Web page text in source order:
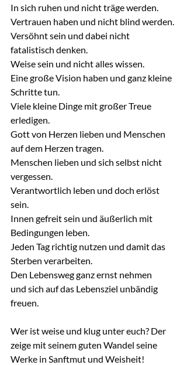
In sich ruhen und nicht träge werden.
Vertrauen haben und nicht blind werden.
Versöhnt sein und dabei nicht
fatalistisch denken.
Weise sein und nicht alles wissen.
Eine große Vision haben und ganz kleine
Schritte tun.
Viele kleine Dinge mit großer Treue
erledigen.
Gott von Herzen lieben und Menschen
auf dem Herzen tragen.
Menschen lieben und sich selbst nicht
vergessen.
Verantwortlich leben und doch erlöst
sein.
Innen gefreit sein und äußerlich mit
Bedingungen leben.
Jeden Tag richtig nutzen und damit das
Sterben verarbeiten.
Den Lebensweg ganz ernst nehmen
und sich auf das Lebensziel unbändig
freuen.
Wer ist weise und klug unter euch? Der
zeige mit seinem guten Wandel seine
Werke in Sanftmut und Weisheit!